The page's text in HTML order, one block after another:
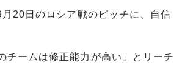
20日のロシア戦のピッチに、自信
チームは修正能力が高い」とリーチ